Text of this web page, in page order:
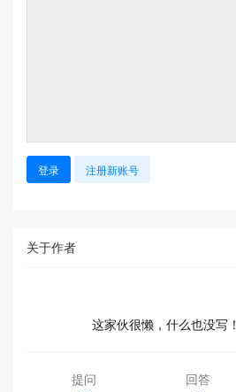
登录 注册新账号
关于作者
这家伙很懒，什么也没写！
提问 回答